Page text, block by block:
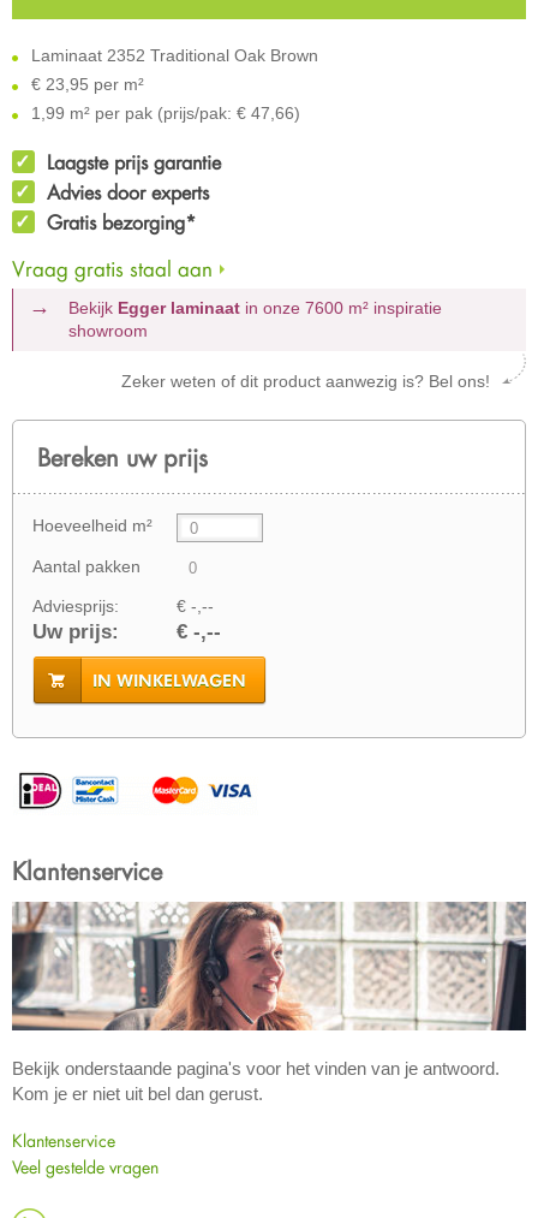
Laminaat 2352 Traditional Oak Brown
€ 23,95 per m²
1,99 m² per pak (prijs/pak: € 47,66)
Laagste prijs garantie
Advies door experts
Gratis bezorging*
Vraag gratis staal aan
Bekijk Egger laminaatin onze 7600 m² inspiratie
showroom
Zeker weten of dit product aanwezig is? Bel ons!
Bereken uw prijs
Hoeveelheid m²
Aantal pakken
Adviesprijs: € -,--
Uw prijs: € -,--
IN WINKELWAGEN
Klantenservice
Bekijk onderstaande pagina's voor het vinden van je antwoord.
Kom je er niet uit bel dan gerust.
Klantenservice
Veel gestelde vragen